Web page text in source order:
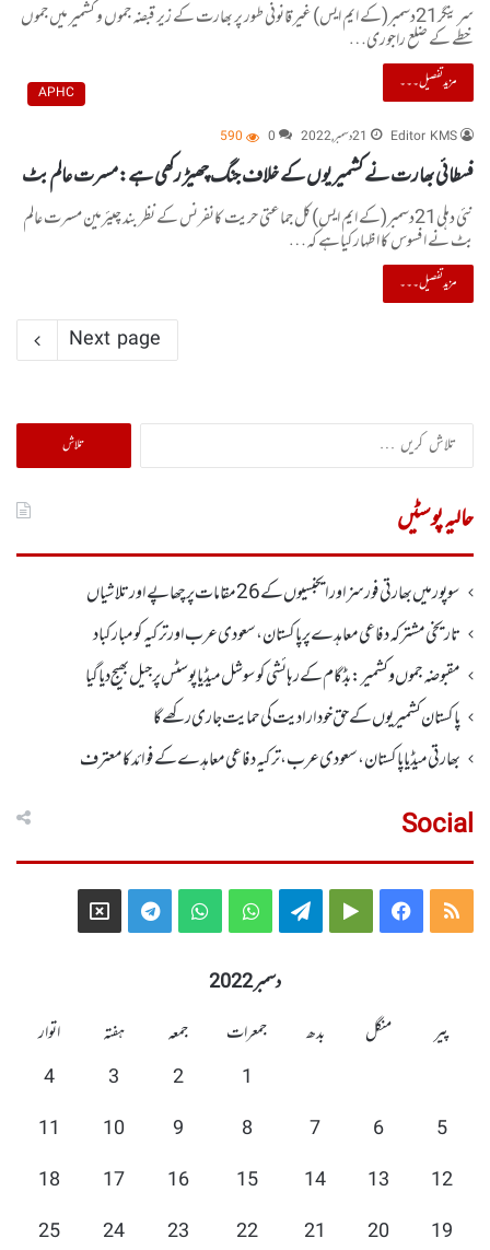
سرینگر21دسمبر(کے ایم ایس) غیر قانونی طور پر بھارت کے زیر قبضہ جموں و کشمیر میں جموں
خطے کے ضلع راجوری…
مزید تفصیل۔۔۔
APHC
Editor KMS
21 دسمبر, 2022 0
590
فسطائی بھارت نے کشمیریوں کے خلاف جنگ چھیڑ رکھی ہے:مسرت عالم بٹ
نئی دہلی21دسمبر(کے ایم ایس)کل جماعتی حریت کانفرنس کے نظر بند چیئرمین مسرت عالم
بٹ نے افسوس کا اظہار کیاہے کہ…
مزید تفصیل۔۔۔
Next page
تلاش
کریں
حالیہ پوسٹیں
سوپور میں بھارتی فورسز اورایجنسیوں کے 26 مقامات پر چھاپے اورتلاشیاں
تاریخی مشترکہ دفاعی معاہدے پر پاکستان، سعودی عرب اور ترکیہ کومبارکباد
مقبوضہ جموں وکشمیر:بڈگام کے رہائشی کو سوشل میڈیا پوسٹس پر جیل بھیج دیا گیا
پاکستان کشمیریوں کے حق خودارادیت کی حمایت جاری رکھے گا
بھارتی میڈیا پاکستان، سعودی عرب، ترکیہ دفاعی معاہدے کے فوائد کا معترف
Social
RSS
Facebook
Google
Telegram
WhatsApp
WhatsApp
Telegram
X
دسمبر 2022
پیر
منگل بدھ جمعرات جمعہ ہفتہ
اتوار
1
2
3
4
5
6
7
8
9
10
11
12
13
14
15
16
17
18
19
20
21
22
23
24
25